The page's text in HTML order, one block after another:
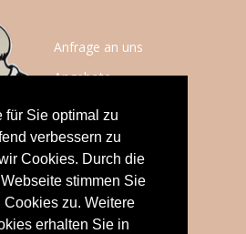
für Sie optimal zu
verbessern zu
Cookies. Durch die
stimmen Sie
zu. Weitere
erhalten Sie in
Anfrage an uns
Angebote
Anfahrt
Impressum
Datenschutz